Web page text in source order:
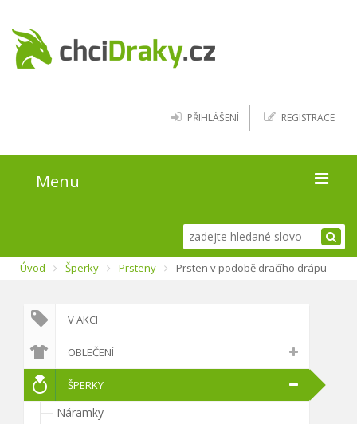
PŘIHLÁŠENÍ REGISTRACE
Menu
Kde najít draky
O webu
Úvod Šperky Prsteny Prsten v podobě dračího drápu
V AKCI
OBLEČENÍ
ŠPERKY
Náramky